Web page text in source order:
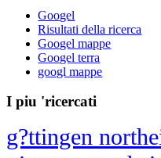
Googel
Risultati della ricerca
Googel mappe
Googel terra
googl mappe
I piu 'ricercati
g?ttingen